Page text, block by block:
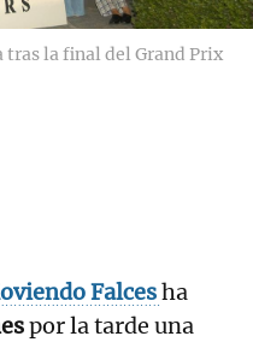
tras la final del Grand Prix
Falcesha
por la tarde una